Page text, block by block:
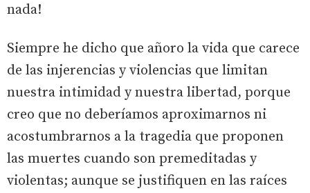
nada!
Siempre he dicho que añoro la vida que carece
de las injerencias y violencias que limitan
nuestra intimidad y nuestra libertad, porque
creo que no deberíamos aproximarnos ni
acostumbrarnos a la tragedia que proponen
las muertes cuando son premeditadas y
violentas; aunque se justifiquen en las raíces